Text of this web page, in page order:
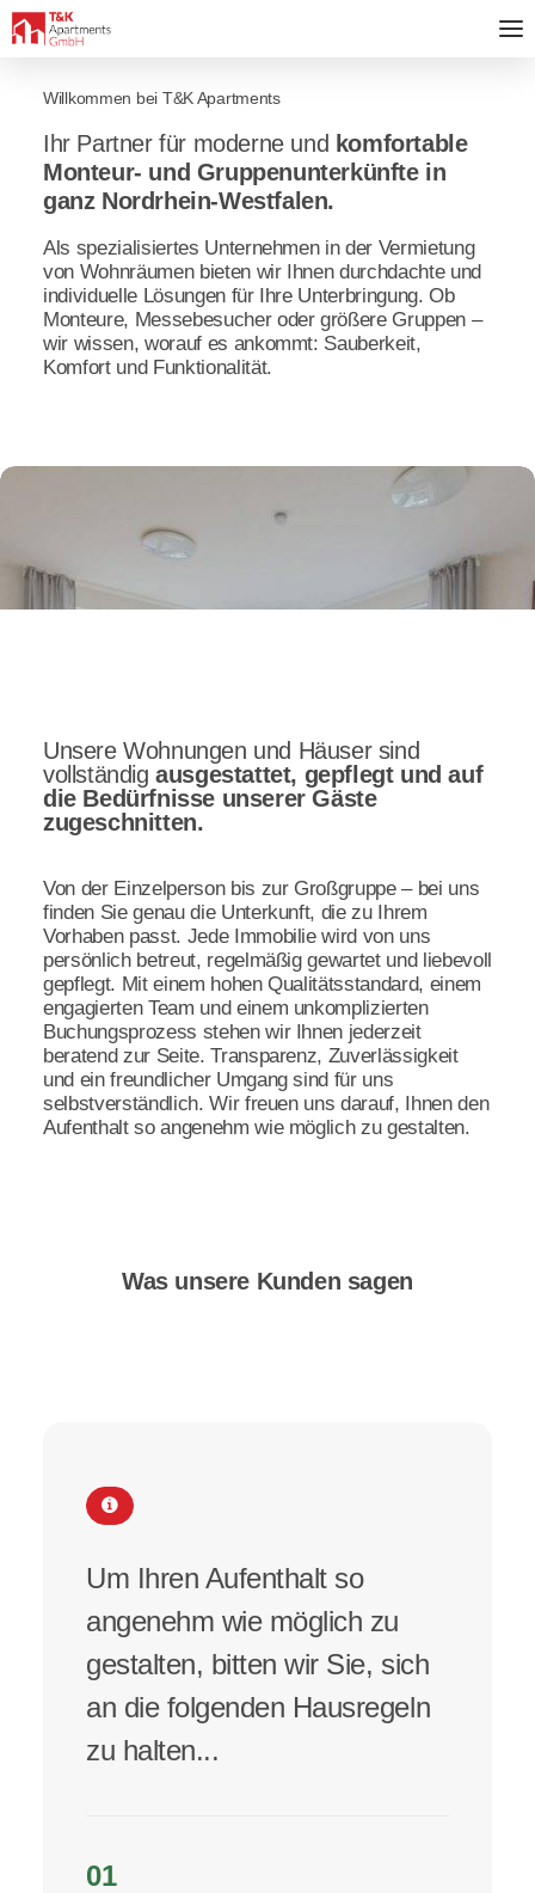
Willkommen bei T&K Apartments
Ihr Partner für moderne und komfortable
Monteur- und Gruppenunterkünfte in
ganz Nordrhein-Westfalen.
Als spezialisiertes Unternehmen in der Vermietung
von Wohnräumen bieten wir Ihnen durchdachte und
individuelle Lösungen für Ihre Unterbringung. Ob
Monteure, Messebesucher oder größere Gruppen –
wir wissen, worauf es ankommt: Sauberkeit,
Komfort und Funktionalität.
Unsere Wohnungen und Häuser sind
vollständigausgestattet, gepflegt und auf
die Bedürfnisse unserer Gäste
zugeschnitten.
Von der Einzelperson bis zur Großgruppe – bei uns
finden Sie genau die Unterkunft, die zu Ihrem
Vorhaben passt. Jede Immobilie wird von uns
persönlich betreut, regelmäßig gewartet und liebevoll
gepflegt. Mit einem hohen Qualitätsstandard, einem
engagierten Team und einem unkomplizierten
Buchungsprozess stehen wir Ihnen jederzeit
beratend zur Seite. Transparenz, Zuverlässigkeit
und ein freundlicher Umgang sind für uns
selbstverständlich. Wir freuen uns darauf, Ihnen den
Aufenthalt so angenehm wie möglich zu gestalten.
Was unsere Kunden sagen
Um Ihren Aufenthalt so
angenehm wie möglich zu
gestalten, bitten wir Sie, sich
an die folgenden Hausregeln
zu halten...
01